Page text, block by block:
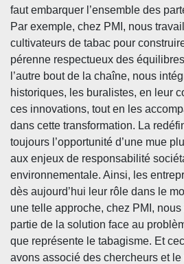
faut embarquer l’ensemble des
Par exemple, chez PMI, nous
cultivateurs de tabac pour
pérenne respectueux des
l’autre bout de la chaîne, nous
historiques, les buralistes, en leur
ces innovations, tout en les
dans cette transformation. La
toujours l’opportunité d’une mue
aux enjeux de responsabilité
environnementale. Ainsi, les
dès aujourd’hui leur rôle dans le
une telle approche, chez PMI,
partie de la solution face au
que représente le tabagisme. Et
avons associé des chercheurs et